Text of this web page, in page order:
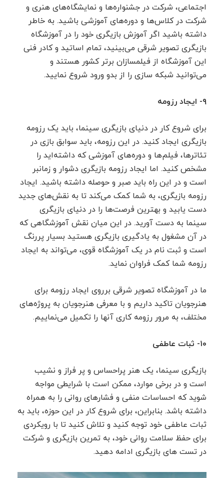
اجتماعی، شرکت در جشنواره‌ها و نمایشگاه‌های هنری و
شرکت در کلاس‌ها و دوره‌های آموزشی باشید. به خاطر
داشته باشید اگر آموزش بازیگری خود را در آموزشگاه
بازیگری تصویر شرقی می‌بینید، تمام اساتید و کادر فنی
این آموزشگاه از فیلمسازان برتر کشور هستند و
می‌توانید شبکه سازی را از بدو ورود شروع نمایید.
۹- ایجاد رزومه
برای شروع کار در دنیای بازیگری سینما، باید یک رزومه
بازیگری ایجاد کنید. در این رزومه، باید سوابق بازی در
تئاترها، فیلم‌ها و دوره‌های آموزشی که داشته‌اید را
مشخص کنید. اما ایجاد رزومه بازیگری دشوار و زمانبر
است و در این راه باید صبر و حوصله داشته باشید. ایجاد
رزومه بازیگری، به شما کمک می‌کند تا به نقش‌های جدید
دست یابید و بهترین فرصت‌ها را در دنیای بازیگری
سینما به دست آورید. در این میان نقش آموزشگاهی که
در آن مشغول به یادگیری بازیگری هستید بسیار پررنگ
است و ثبت نام در یک آموزشگاه قوی، می‌تواند به ایجاد
رزومه شما کمک فراوان نماید.
ما در آموزشگاه تصویر شرقی برروی ایجاد رزومه برای
هنرجویان تاکید داریم و با معرفی هنرجویان به پروژه‌های
مختلف، به مرور رزومه کاری آنها را تکمیل می‌نماییم.
۱۰- ثبات عاطفی
بازیگری سینما، یک هنر پراحساس و پر فراز و نشیب
است و در برخی موارد، ممکن است با شرایطی مواجه
شوید که احساسات منفی و فشارهای روانی را به همراه
داشته باشد. بنابراین، برای شروع کار در این حوزه، باید به
ثبات عاطفی خود توجه کنید و تلاش کنید تا با رویکردی
برای حفظ سلامت روانی خود، به تمرین بازیگری و شرکت
در تست های بازیگری ادامه دهید.